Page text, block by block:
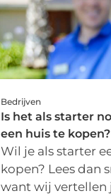
Bedrijven
Is het als starter
een huis te kopen?
Wil je als starter
kopen? Lees dan
want wij vertellen